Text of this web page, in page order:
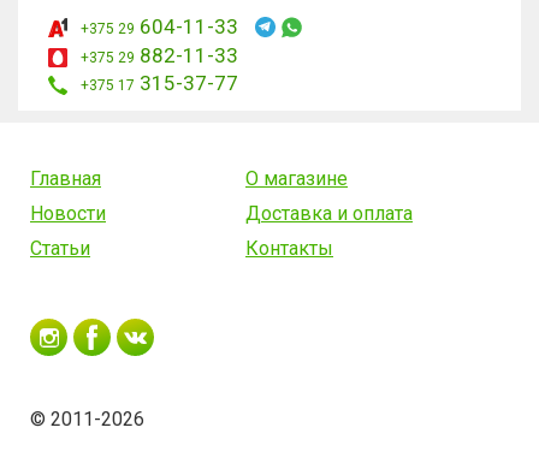
+375 29 604-11-33
+375 29 882-11-33
+375 17 315-37-77
Главная
О магазине
Новости
Доставка и оплата
Статьи
Контакты
© 2011-2026